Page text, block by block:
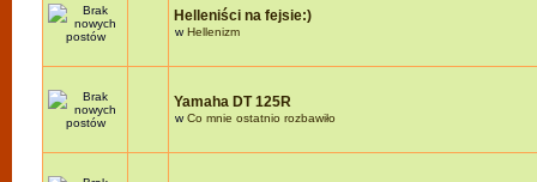
Helleniści na fejsie:)
wHellenizm
Yamaha DT 125R
wCo mnie ostatnio rozbawiło